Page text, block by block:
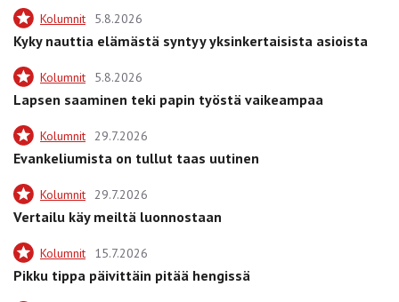
Kolumnit 5.8.2026
Kyky nauttia elämästä syntyy yksinkertaisista asioista
Kolumnit 5.8.2026
Lapsen saaminen teki papin työstä vaikeampaa
Kolumnit 29.7.2026
Evankeliumista on tullut taas uutinen
Kolumnit 29.7.2026
Vertailu käy meiltä luonnostaan
Kolumnit 15.7.2026
Pikku tippa päivittäin pitää hengissä